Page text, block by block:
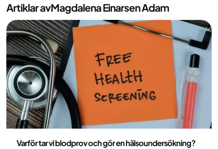
Artiklar avMagdalena Einarsen Adam
Varför tar vi blodprov och gör en hälsoundersökning?